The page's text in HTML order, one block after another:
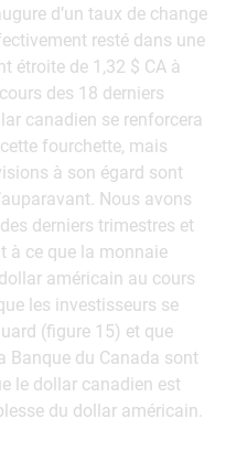
d’un taux de change
resté dans une
étroite de 1,32 $ CA à
des 18 derniers
canadien se renforcera
fourchette, mais
à son égard sont
Nous avons
derniers trimestres et
à ce que la monnaie
américain au cours
les investisseurs se
(figure 15) et que
Banque du Canada sont
le dollar canadien est
du dollar américain.